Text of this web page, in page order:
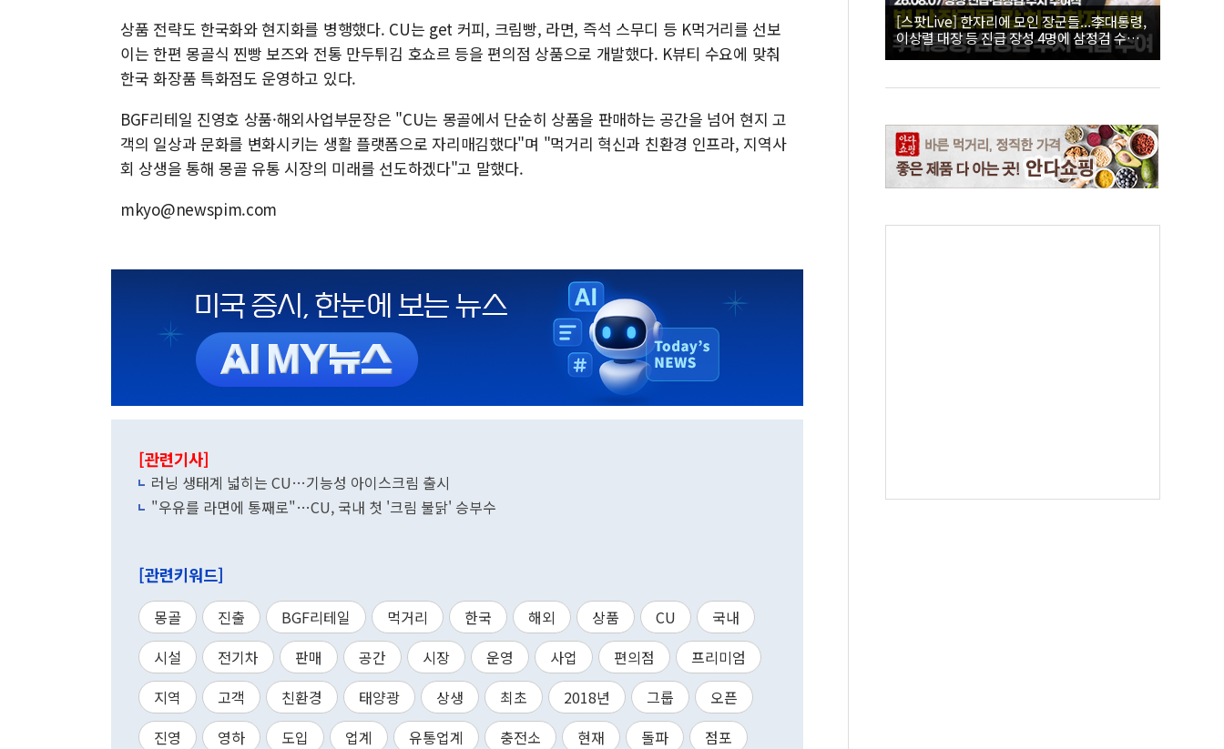
상품 전략도 한국화와 현지화를 병행했다. CU는 get 커피, 크림빵, 라면, 즉석 스무디 등 K먹거리를 선보
이는 한편 몽골식 찐빵 보즈와 전통 만두튀김 호쇼르 등을 편의점 상품으로 개발했다. K뷰티 수요에 맞춰
한국 화장품 특화점도 운영하고 있다.
BGF리테일 진영호 상품·해외사업부문장은 "CU는 몽골에서 단순히 상품을 판매하는 공간을 넘어 현지 고
객의 일상과 문화를 변화시키는 생활 플랫폼으로 자리매김했다"며 "먹거리 혁신과 친환경 인프라, 지역사
회 상생을 통해 몽골 유통 시장의 미래를 선도하겠다"고 말했다.
mkyo@newspim.com
[관련기사]
러닝 생태계 넓히는 CU…기능성 아이스크림 출시
"우유를 라면에 통째로"…CU, 국내 첫 '크림 불닭' 승부수
[관련키워드]
몽골 진출 BGF리테일 먹거리 한국 해외 상품 CU
국내
시설
전기차 판매 공간 시장 운영 사업 편의점
프리미엄
지역
고객 친환경 태양광 상생 최초 2018년 그룹
오픈
진영
영하 도입 업계 유통업계 충전소 현재 돌파
점포
[스팟Live] 한자리에 모인 장군들...李대통령,
이상렬 대장 등 진급 장성 4명에 삼정검 수치
직접 수여｜26.08.07 장성 진급·삼정검 수치